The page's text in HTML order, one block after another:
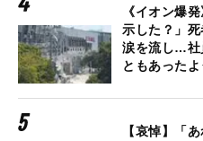
《イオン爆
示した？」
涙を流し…社
ともあったよ
【哀悼】「